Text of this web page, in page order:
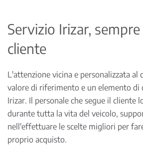
Servizio Irizar,
cliente
L'attenzione vicina e personalizzata al
valore di riferimento e un elemento di
Irizar. Il personale che segue il cliente
durante tutta la vita del veicolo,
nell'effettuare le scelte migliori per
proprio acquisto.